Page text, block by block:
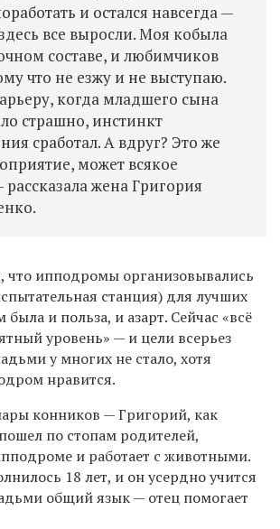
и остался навсегда —
все выросли. Моя кобыла
составе, и любимчиков
что не езжу и не выступаю.
когда младшего сына
страшно, инстинкт
сработал. А вдруг? Это же
может всякое
рассказала жена Григория
что ипподромы организовывались
станция) для лучших
и польза, и азарт. Сейчас «всё
уровень» — и цели всерьез
у многих не стало, хотя
нравится.
конников — Григорий, как
по стопам родителей,
и работает с животными.
18 лет, и он усердно учится
общий язык — отец помогает